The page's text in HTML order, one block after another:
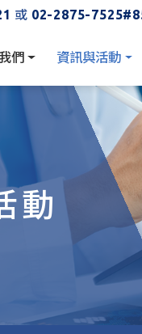
或 02-2875-
們 資訊與活動
動